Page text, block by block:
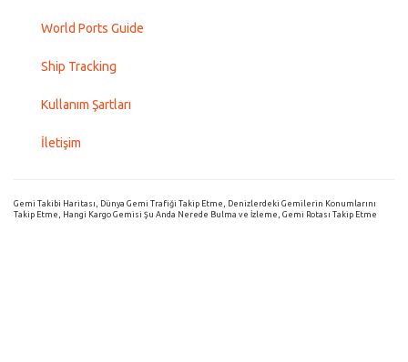
World Ports Guide
Ship Tracking
Kullanım Şartları
İletişim
Gemi Takibi Haritası, Dünya Gemi Trafiği Takip Etme, Denizlerdeki Gemilerin Konumlarını
Takip Etme, Hangi Kargo Gemisi Şu Anda Nerede Bulma ve İzleme, Gemi Rotası Takip Etme